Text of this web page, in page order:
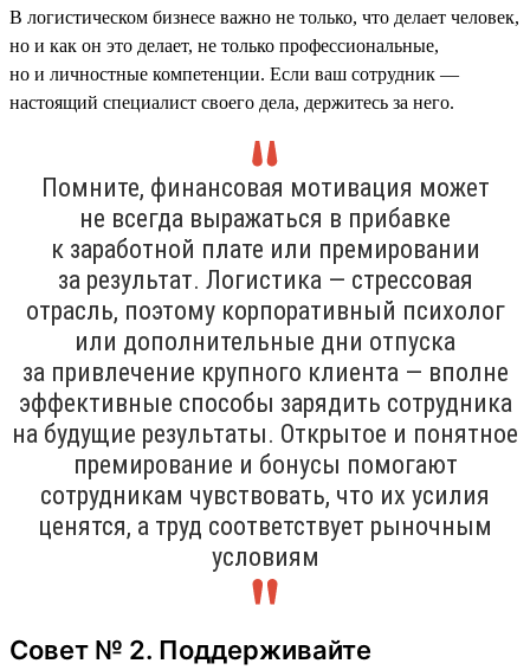
В логистическом бизнесе важно не только, что делает человек,
но и как он это делает, не только профессиональные,
но и личностные компетенции. Если ваш сотрудник —
настоящий специалист своего дела, держитесь за него.
Помните, финансовая мотивация может
не всегда выражаться в прибавке
к заработной плате или премировании
за результат. Логистика — стрессовая
отрасль, поэтому корпоративный психолог
или дополнительные дни отпуска
за привлечение крупного клиента — вполне
эффективные способы зарядить сотрудника
на будущие результаты. Открытое и понятное
премирование и бонусы помогают
сотрудникам чувствовать, что их усилия
ценятся, а труд соответствует рыночным
условиям
Совет № 2. Поддерживайте